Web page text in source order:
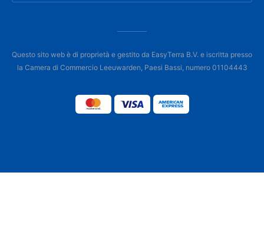
Questo sito web è di proprietà e gestito da EasyTerra B.V. e iscritta presso
la Camera di Commercio Leeuwarden, Paesi Bassi, numero 01104443